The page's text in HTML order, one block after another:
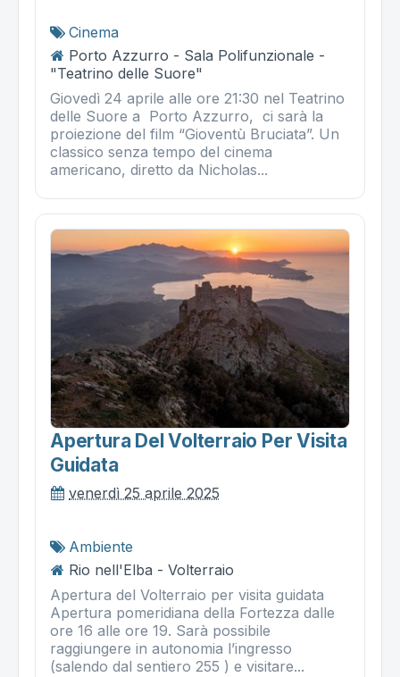
Cinema
Porto Azzurro - Sala Polifunzionale -
"Teatrino delle Suore"
Giovedì 24 aprile alle ore 21:30 nel Teatrino
delle Suore a Porto Azzurro, ci sarà la
proiezione del film “Gioventù Bruciata”. Un
classico senza tempo del cinema
americano, diretto da Nicholas...
Apertura Del Volterraio Per Visita
Guidata
venerdì 25 aprile 2025
Ambiente
Rio nell'Elba - Volterraio
Apertura del Volterraio per visita guidata
Apertura pomeridiana della Fortezza dalle
ore 16 alle ore 19. Sarà possibile
raggiungere in autonomia l’ingresso
(salendo dal sentiero 255 ) e visitare...